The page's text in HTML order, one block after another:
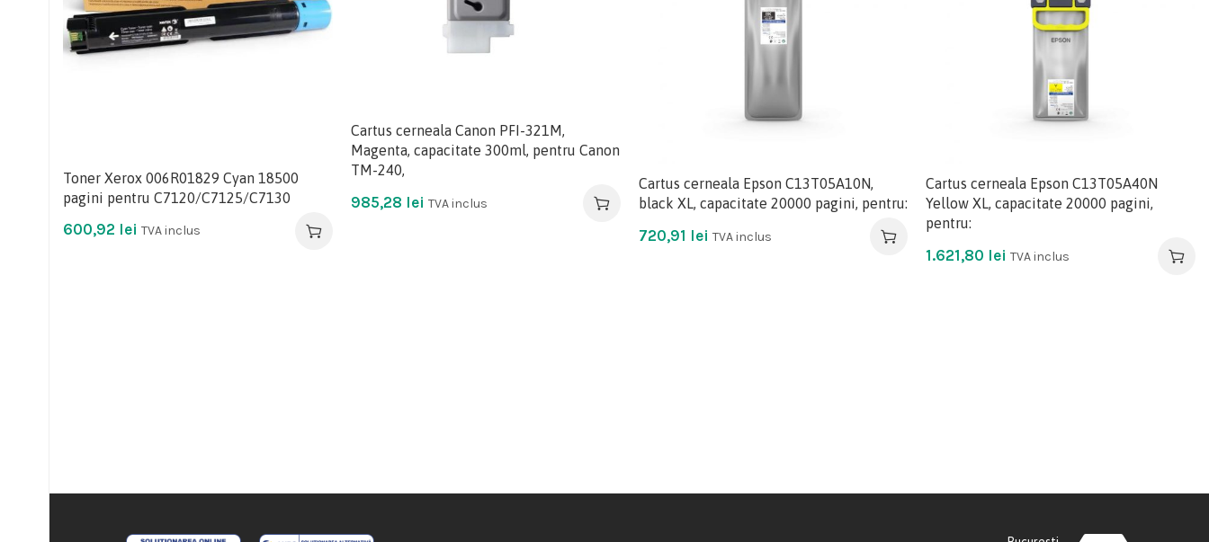
Toner Xerox 006R01829 Cyan 18500
pagini pentru C7120/C7125/C7130
600,92 lei TVA inclus
Cartus cerneala Canon PFI-321M,
Magenta, capacitate 300ml, pentru Canon
TM-240,
985,28 lei TVA inclus
Cartus cerneala Epson C13T05A10N,
black XL, capacitate 20000 pagini, pentru:
720,91 lei TVA inclus
Cartus cerneala Epson C13T05A40N
Yellow XL, capacitate 20000 pagini,
pentru:
1.621,80 lei TVA inclus